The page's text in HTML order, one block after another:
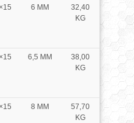
6 MM
32,40
KG
6,5 MM
38,00
KG
8 MM
57,70
KG